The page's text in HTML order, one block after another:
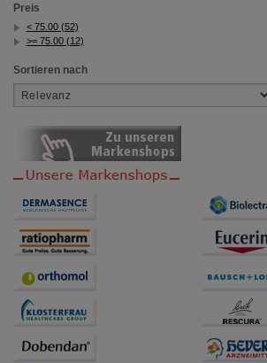
Preis
< 75.00 (52)
>= 75.00 (12)
Sortieren nach